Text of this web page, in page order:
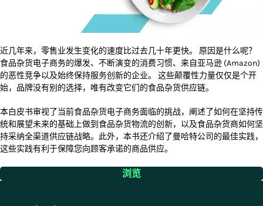
近几年来，零售业发生变化的速度比过去几十年更快。 原因是什么呢？
食品杂货电子商务的爆发、不断演变的消费习惯、来自亚马逊 (Amazon)
的恶性竞争以及始终保持服务创新的企业。 这些颠覆性力量仅仅是个开
始，品牌没有别的选择，唯有改变它们的食品杂货供应链。
本白皮书审视了当前食品杂货电子商务面临的挑战，阐述了如何在坚持传
统和展望未来的基础上做到食品杂货物流的创新，以及食品杂货商如何坚
持采纳全渠道供应链战略。此外，本书还介绍了曼哈特公司的最佳实践，
这些实践有利于保障您向顾客承诺的商品供应。
浏览